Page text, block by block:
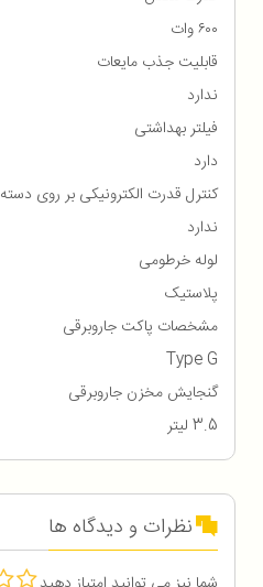
۶۰۰ وات
قابلیت جذب مایعات
ندارد
فیلتر بهداشتی
دارد
کنترل قدرت الکترونیکی بر روی دسته
ندارد
لوله خرطومی
پلاستیک
مشخصات پاکت جاروبرقی
Type G
گنجایش مخزن جاروبرقی
3.5 لیتر
نظرات و دیدگاه ها